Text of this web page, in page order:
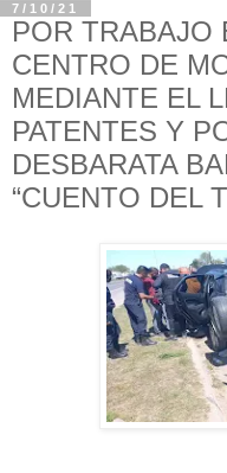
7/10/21
POR TRABAJO
CENTRO DE
MEDIANTE EL
PATENTES Y
DESBARATA
“CUENTO DEL